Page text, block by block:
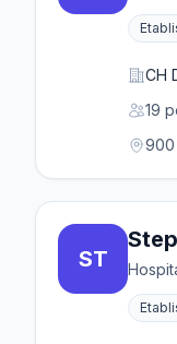
CH
19
900
ST